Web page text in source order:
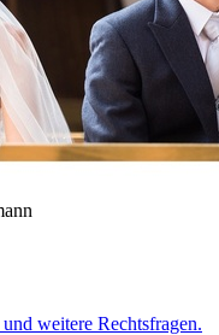
weitere Rechtsfragen.